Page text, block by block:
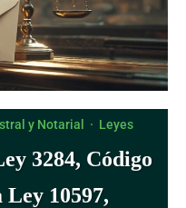
y Notarial · Leyes
3284, Código
Ley 10597,